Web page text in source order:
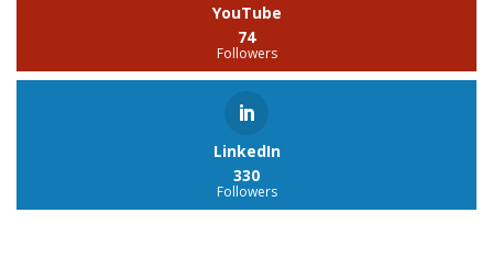
YouTube
74
Followers
LinkedIn
330
Followers